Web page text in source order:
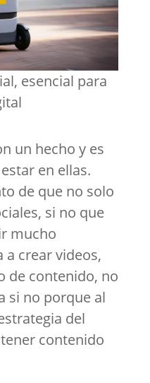
esencial para
un hecho y es
en ellas.
de que no solo
si no que
mucho
a crear videos,
de contenido, no
si no porque al
del
contenido